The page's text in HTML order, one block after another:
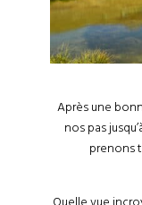
Après une
nos pas
prenons